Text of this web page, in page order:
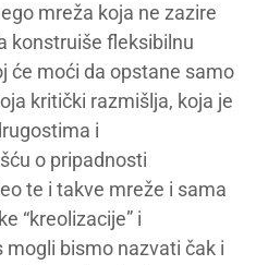
mreža koja ne zazire
konstruiše fleksibilnu
će moći da opstane samo
kritički razmišlja, koja je
i
o pripadnosti
te i takve mreže i sama
“kreolizacije” i
mogli bismo nazvati čak i